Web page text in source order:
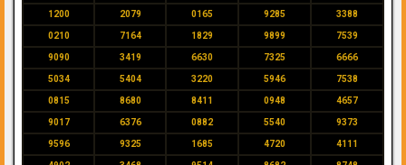
1200 2079 0165 9285 3388
0210 7164 1829 9899 7539
9090 3419 6630 7325 6666
5034 5404 3220 5946 7538
0815 8680 8411 0948 4657
9017 6376 0882 5540 9373
9596 9325 1685 4720 4111